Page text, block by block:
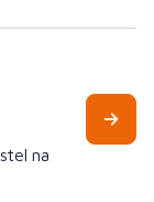
na